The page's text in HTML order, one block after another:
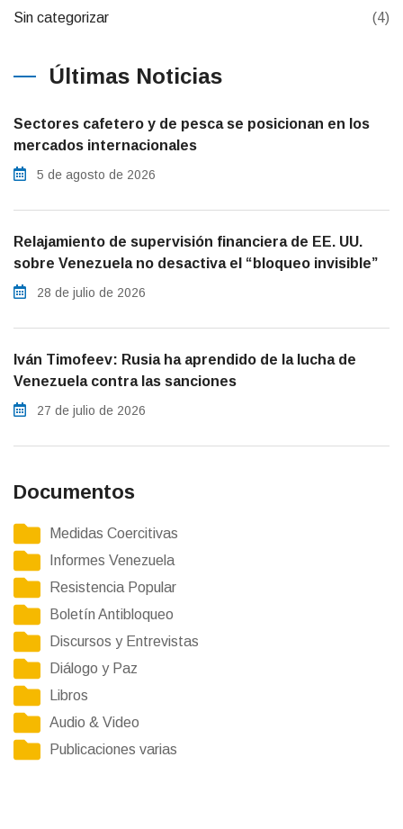
Sin categorizar (4)
Últimas Noticias
Sectores cafetero y de pesca se posicionan en los
mercados internacionales
5 de agosto de 2026
Relajamiento de supervisión financiera de EE. UU.
sobre Venezuela no desactiva el “bloqueo invisible”
28 de julio de 2026
Iván Timofeev: Rusia ha aprendido de la lucha de
Venezuela contra las sanciones
27 de julio de 2026
Documentos
Medidas Coercitivas
Informes Venezuela
Resistencia Popular
Boletín Antibloqueo
Discursos y Entrevistas
Diálogo y Paz
Libros
Audio & Video
Publicaciones varias